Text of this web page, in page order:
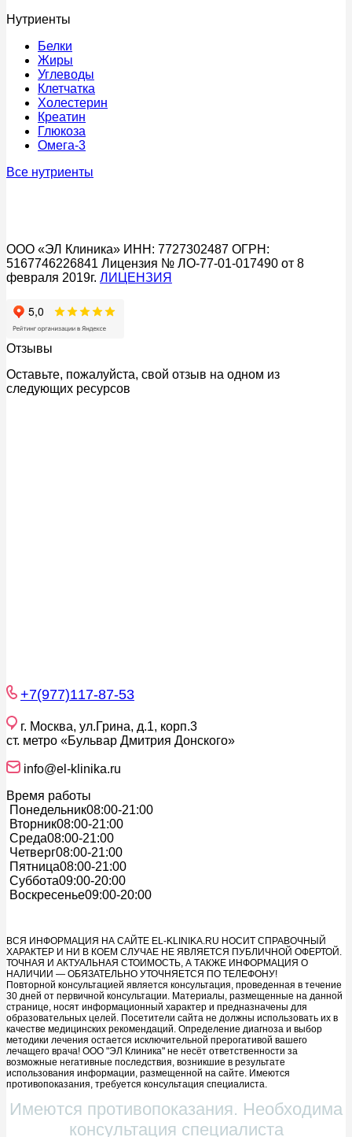
Нутриенты
Белки
Жиры
Углеводы
Клетчатка
Холестерин
Креатин
Глюкоза
Омега-3
Все нутриенты
ООО «ЭЛ Клиника» ИНН: 7727302487 ОГРН:
5167746226841 Лицензия № ЛО-77-01-017490 от 8
февраля 2019г. ЛИЦЕНЗИЯ
Отзывы
Оставьте, пожалуйста, свой отзыв на одном из
следующих ресурсов
+7(977)117-87-53
г. Москва, ул.Грина, д.1, корп.3
ст. метро «Бульвар Дмитрия Донского»
info@el-klinika.ru
Время работы
Понедельник08:00-21:00
Вторник08:00-21:00
Среда08:00-21:00
Четверг08:00-21:00
Пятница08:00-21:00
Суббота09:00-20:00
Воскресенье09:00-20:00
ВСЯ ИНФОРМАЦИЯ НА САЙТЕ EL-KLINIKA.RU НОСИТ СПРАВОЧНЫЙ
ХАРАКТЕР И НИ В КОЕМ СЛУЧАЕ НЕ ЯВЛЯЕТСЯ ПУБЛИЧНОЙ ОФЕРТОЙ.
ТОЧНАЯ И АКТУАЛЬНАЯ СТОИМОСТЬ, А ТАКЖЕ ИНФОРМАЦИЯ О
НАЛИЧИИ — ОБЯЗАТЕЛЬНО УТОЧНЯЕТСЯ ПО ТЕЛЕФОНУ!
Повторной консультацией является консультация, проведенная в течение
30 дней от первичной консультации. Материалы, размещенные на данной
странице, носят информационный характер и предназначены для
образовательных целей. Посетители сайта не должны использовать их в
качестве медицинских рекомендаций. Определение диагноза и выбор
методики лечения остается исключительной прерогативой вашего
лечащего врача! ООО "ЭЛ Клиника" не несёт ответственности за
возможные негативные последствия, возникшие в результате
использования информации, размещенной на сайте. Имеются
противопоказания, требуется консультация специалиста.
Имеются противопоказания. Необходима
консультация специалиста